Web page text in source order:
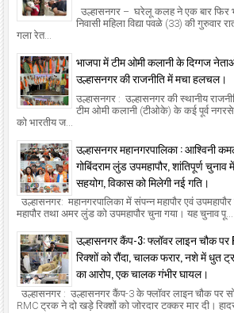
उल्हासनगर – घरेलू कलह ने एक बार फिर
निवासी महिला विद्या पवळे (33) की गुरुवार
गला रेत...
भाजपा में टीम ओमी कलानी के दिग्गज
उल्हासनगर की राजनीति में मचा हलचल।
उल्हासनगर : उल्हासनगर की स्थानीय
टीम ओमी कलानी (टीओके) के कई पूर्व
को भारतीय ज...
उल्हासनगर महानगरपालिका : आश्विनी
गोबिंदराम लुंड उपमहापौर, शांतिपूर्ण
सहयोग, विकास को मिलेगी नई गति।
उल्हासनगर: महानगरपालिका में संपन्न महापौर एवं
महापौर तथा अमर लुंड को उपमहापौर चुना गया। यह चुनाव पू...
उल्हासनगर कैंप-3: फ्लॉवर लाइन चौक पर
रिक्शों को रौंदा, चालक फरार, नशे में धुत
का आरोप, एक चालक गंभीर घायल।
उल्हासनगर : उल्हासनगर कैंप-3 के फ्लॉवर लाइन चौक पर
RMC ट्रक ने दो खड़े रिक्शों को जोरदार टक्कर मार दी।